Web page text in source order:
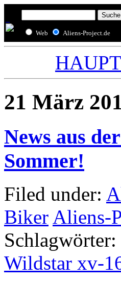
Web Aliens-Project.de
21 März
News aus
Sommer!
Filed under:
Biker Aliens-
Schlagwörter:
Wildstar xv-